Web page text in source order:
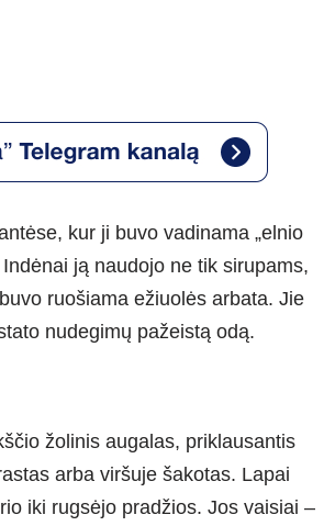
kur ji buvo vadinama „elnio
ją naudojo ne tik sirupams,
ruošiama ežiuolės arbata. Jie
nudegimų pažeistą odą.
žolinis augalas, priklausantis
arba viršuje šakotas. Lapai
iki rugsėjo pradžios. Jos vaisiai –